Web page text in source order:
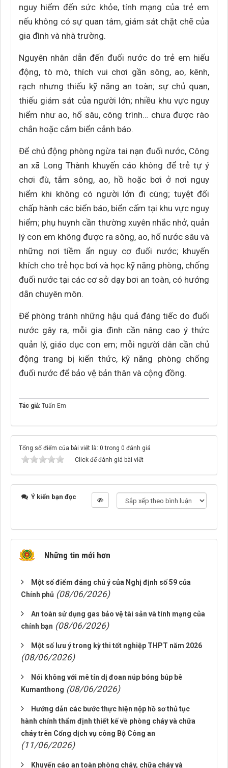
nguy hiểm đến sức khỏe, tính mạng của trẻ em
nếu không có sự quan tâm, giám sát chặt chẽ của
gia đình và nhà trường.
Nguyên nhân dẫn đến đuối nước do trẻ em hiếu
động, tò mò, thích vui chơi gần sông, ao, kênh,
rạch nhưng thiếu kỹ năng an toàn; sự chủ quan,
thiếu giám sát của người lớn; nhiều khu vực nguy
hiểm như ao, hố sâu, công trình… chưa được rào
chắn hoặc cắm biển cảnh báo.
Để chủ động phòng ngừa tai nạn đuối nước, Công
an xã Long Thành khuyến cáo không để trẻ tự ý
chơi đù, tắm sông, ao, hồ hoặc bơi ở nơi nguy
hiểm khi không có người lớn đi cùng; tuyệt đối
chấp hành các biển báo, biển cấm tại khu vực nguy
hiểm; phụ huynh cần thường xuyên nhắc nhở, quản
lý con em không được ra sông, ao, hố nước sâu và
những nơi tiềm ẩn nguy cơ đuối nước; khuyến
khích cho trẻ học bơi và học kỹ năng phòng, chống
đuối nước tại các cơ sở dạy bơi an toàn, có hướng
dẫn chuyên môn.
Để phòng tránh những hậu quả đáng tiếc do đuối
nước gây ra, mỗi gia đình cần nâng cao ý thức
quản lý, giáo dục con em; mỗi người dân cần chủ
động trang bị kiến thức, kỹ năng phòng chống
đuối nước để bảo vệ bản thân và cộng đồng.
Tác giả: Tuấn Em
Tổng số điểm của bài viết là: 0 trong 0 đánh giá
Click để đánh giá bài viết
Ý kiến bạn đọc
Những tin mới hơn
Một số điểm đáng chú ý của Nghị định số 59 của
Chính phủ (08/06/2026)
An toàn sử dụng gas bảo vệ tài sản và tính mạng của
chính bạn (08/06/2026)
Một số lưu ý trong kỳ thi tốt nghiệp THPT năm 2026
(08/06/2026)
Nói không với mê tín dị đoan núp bóng búp bê
Kumanthong (08/06/2026)
Hướng dẫn các bước thực hiện nộp hồ sơ thủ tục
hành chính thẩm định thiết kế về phòng cháy và chữa
cháy trên Cổng dịch vụ công Bộ Công an
(11/06/2026)
Khuyến cáo an toàn phòng cháy, chữa cháy và